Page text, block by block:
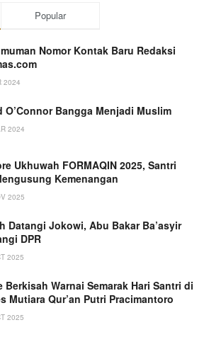
Popular
Nomor Kontak Baru Redaksi
2024
O’Connor Bangga Menjadi Muslim
2024
Ukhuwah FORMAQIN 2025, Santri
Kemenangan
2025
Datangi Jokowi, Abu Bakar Ba’asyir
DPR
2025
Berkisah Warnai Semarak Hari Santri di
Mutiara Qur’an Putri Pracimantoro
2025